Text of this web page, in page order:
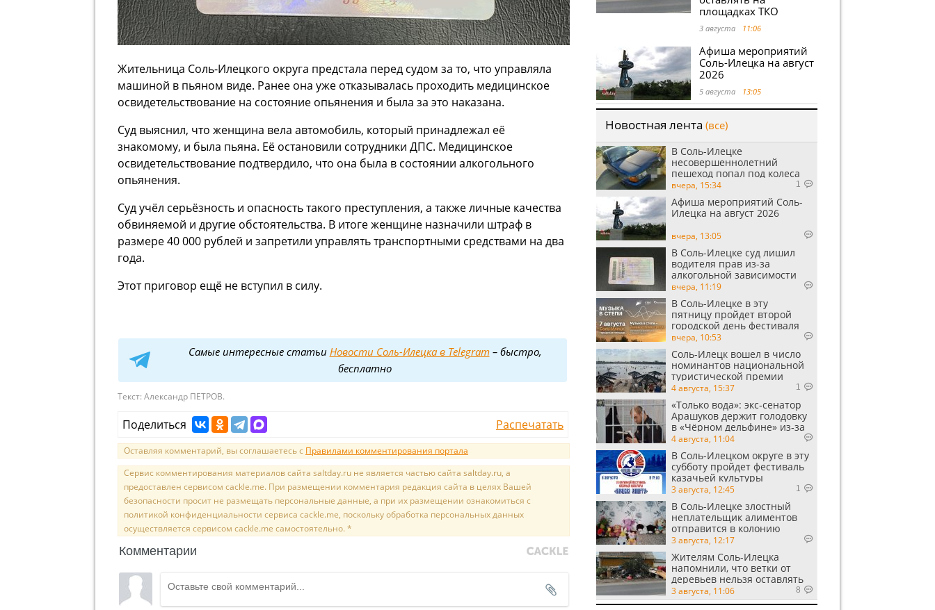
Жительница Соль-Илецкого округа предстала перед судом за то, что управляла
машиной в пьяном виде. Ранее она уже отказывалась проходить медицинское
освидетельствование на состояние опьянения и была за это наказана.
Суд выяснил, что женщина вела автомобиль, который принадлежал её
знакомому, и была пьяна. Её остановили сотрудники ДПС. Медицинское
освидетельствование подтвердило, что она была в состоянии алкогольного
опьянения.
Суд учёл серьёзность и опасность такого преступления, а также личные качества
обвиняемой и другие обстоятельства. В итоге женщине назначили штраф в
размере 40 000 рублей и запретили управлять транспортными средствами на два
года.
Этот приговор ещё не вступил в силу.
Самые интересные статьи Новости Соль-Илецка в Telegram– быстро,
бесплатно
Текст: Александр ПЕТРОВ.
Поделиться Распечатать
Оставляя комментарий, вы соглашаетесь с Правилами комментирования портала
Сервис комментирования материалов сайта saltday.ru не является частью сайта saltday.ru, а
предоставлен сервисом cackle.me. При размещении комментария редакция сайта в целях Вашей
безопасности просит не размещать персональные данные, а при их размещении ознакомиться с
политикой конфиденциальности сервиса cackle.me, поскольку обработка персональных данных
осуществляется сервисом cackle.me самостоятельно. *
Комментарии
площадках ТКО
3 августа 11:06
Афиша мероприятий
Соль-Илецка на август
2026
5 августа 13:05
Новостная лента (все)
В Соль-Илецке
несовершеннолетний
пешеход попал под колеса
автомобиля
вчера, 15:34 1
Афиша мероприятий Соль-
Илецка на август 2026
вчера, 13:05
В Соль-Илецке суд лишил
водителя прав из-за
алкогольной зависимости
вчера, 11:19
В Соль-Илецке в эту
пятницу пройдет второй
городской день фестиваля
«Музыка в степи»
вчера, 10:53
Соль-Илецк вошел в число
номинантов национальной
туристической премии
Russian Traveler Awards
4 августа, 15:37 1
«Только вода»: экс‑сенатор
Арашуков держит голодовку
в «Чёрном дельфине» из‑за
духоты на рабочем месте
4 августа, 11:04
В Соль-Илецком округе в эту
субботу пройдет фестиваль
казачьей культуры
3 августа, 12:45 1
В Соль-Илецке злостный
неплательщик алиментов
отправится в колонию
строгого режима
3 августа, 12:17
Жителям Соль-Илецка
напомнили, что ветки от
деревьев нельзя оставлять
на площадках ТКО
3 августа, 11:06 8